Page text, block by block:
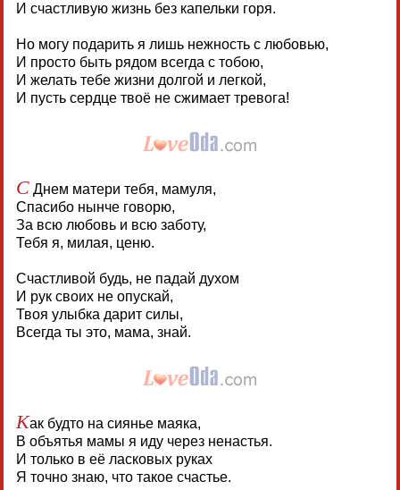
И счастливую жизнь без капельки горя.
Но могу подарить я лишь нежность с любовью,
И просто быть рядом всегда с тобою,
И желать тебе жизни долгой и легкой,
И пусть сердце твоё не сжимает тревога!
СДнем матери тебя, мамуля,
Спасибо нынче говорю,
За всю любовь и всю заботу,
Тебя я, милая, ценю.
Счастливой будь, не падай духом
И рук своих не опускай,
Твоя улыбка дарит силы,
Всегда ты это, мама, знай.
Как будто на сиянье маяка,
В объятья мамы я иду через ненастья.
И только в её ласковых руках
Я точно знаю, что такое счастье.